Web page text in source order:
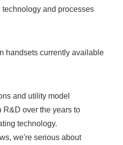
and processes
handsets currently available
and utility model
over the years to
technology.
we're serious about